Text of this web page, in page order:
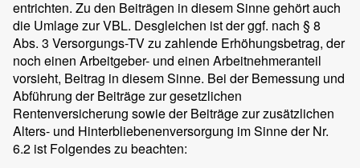
entrichten. Zu den Beiträgen in diesem Sinne gehört auch
die Umlage zur VBL. Desgleichen ist der ggf. nach § 8
Abs. 3 Versorgungs-TV zu zahlende Erhöhungsbetrag, der
noch einen Arbeitgeber- und einen Arbeitnehmeranteil
vorsieht, Beitrag in diesem Sinne. Bei der Bemessung und
Abführung der Beiträge zur gesetzlichen
Rentenversicherung sowie der Beiträge zur zusätzlichen
Alters- und Hinterbliebenenversorgung im Sinne der Nr.
6.2 ist Folgendes zu beachten: